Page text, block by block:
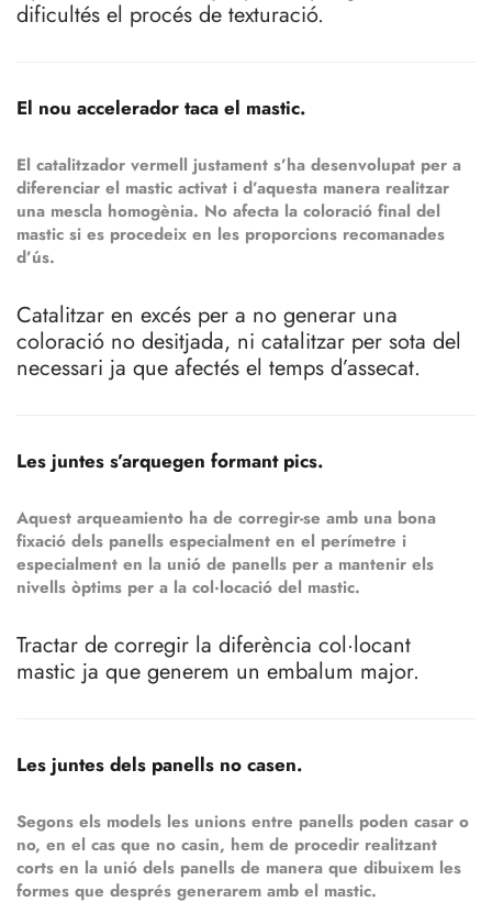
dificultés el procés de texturació.
El nou accelerador taca el mastic.
El catalitzador vermell justament s’ha desenvolupat per a
diferenciar el mastic activat i d’aquesta manera realitzar
una mescla homogènia. No afecta la coloració final del
mastic si es procedeix en les proporcions recomanades
d’ús.
Catalitzar en excés per a no generar una
coloració no desitjada, ni catalitzar per sota del
necessari ja que afectés el temps d’assecat.
Les juntes s’arquegen formant pics.
Aquest arqueamiento ha de corregir-se amb una bona
fixació dels panells especialment en el perímetre i
especialment en la unió de panells per a mantenir els
nivells òptims per a la col·locació del mastic.
Tractar de corregir la diferència col·locant
mastic ja que generem un embalum major.
Les juntes dels panells no casen.
Segons els models les unions entre panells poden casar o
no, en el cas que no casin, hem de procedir realitzant
corts en la unió dels panells de manera que dibuixem les
formes que després generarem amb el mastic.